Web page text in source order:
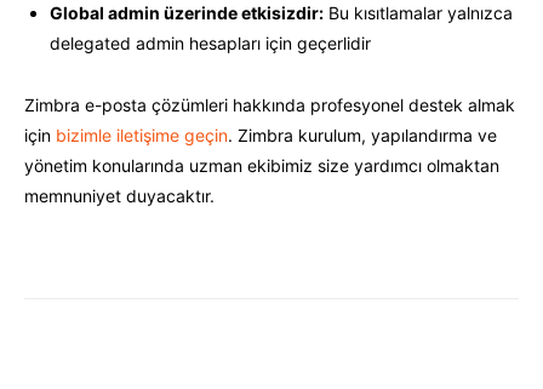
Global admin üzerinde etkisizdir: Bu kısıtlamalar yalnızca
delegated admin hesapları için geçerlidir
Zimbra e-posta çözümleri hakkında profesyonel destek almak
için bizimle iletişime geçin. Zimbra kurulum, yapılandırma ve
yönetim konularında uzman ekibimiz size yardımcı olmaktan
memnuniyet duyacaktır.